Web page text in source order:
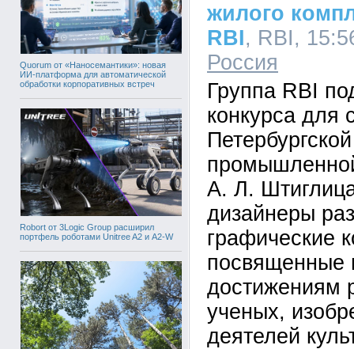
Quorum от «Наносемантики»: новая
ИИ-платформа для автоматической
обработки корпоративных встреч
Robort от 3Logic Group расширил
портфель роботами Unitree A2 и A2-W
жилого
RBI, RBI,
Россия
Группа RBI
конкурса для
А. Л.
дизайнеры
графические
достижениям
ученых,
деятелей